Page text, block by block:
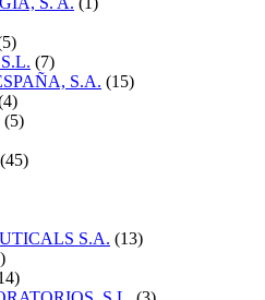
(7)
S.A. (15)
(5)
(45)
S.A. (13)